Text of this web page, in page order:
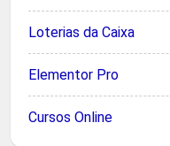
Loterias da Caixa
Elementor Pro
Cursos Online